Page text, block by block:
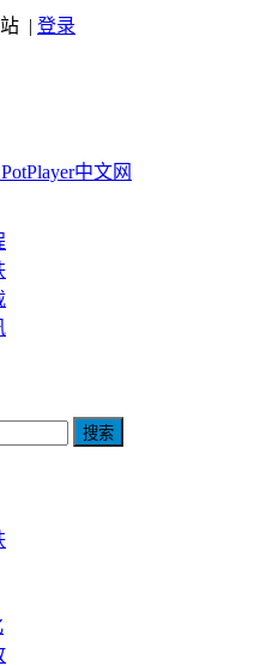
| 登录
PotPlayer中文网
搜索